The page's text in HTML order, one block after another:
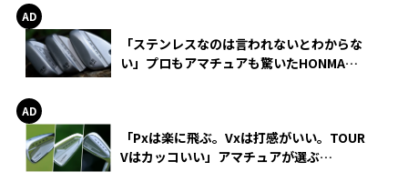
「ステンレスなのは言われないとわからな
い」プロもアマチュアも驚いたHONMA
「Pxは楽に飛ぶ。Vxは打感がいい。TOUR
Vはカッコいい」アマチュアが選ぶ